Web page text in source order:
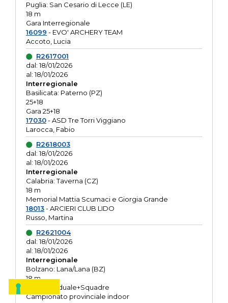
Puglia: San Cesario di Lecce (LE)
18 m
Gara Interregionale
16099 - EVO' ARCHERY TEAM
Accoto, Lucia
R2617001
dal: 18/01/2026
al: 18/01/2026
Interregionale
Basilicata: Paterno (PZ)
25+18
Gara 25+18
17030- ASD Tre Torri Viggiano
Larocca, Fabio
R2618003
dal: 18/01/2026
al: 18/01/2026
Interregionale
Calabria: Taverna (CZ)
18 m
Memorial Mattia Scumaci e Giorgia Grande
18013- ARCIERI CLUB LIDO
Russo, Martina
R2621004
dal: 18/01/2026
al: 18/01/2026
Interregionale
Bolzano: Lana/Lana (BZ)
18 m
O.R. Individuale+Squadre
Campionato provinciale indoor